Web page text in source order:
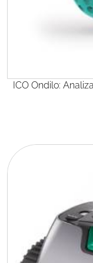
ICO Ondilo: